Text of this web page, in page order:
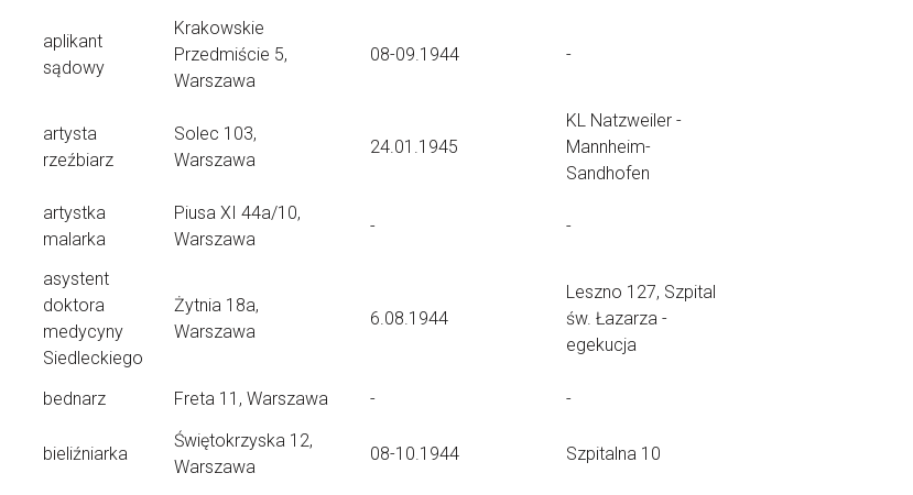
aplikant
sądowy
Krakowskie
Przedmiście 5,
Warszawa
08-09.1944 -
artysta
rzeźbiarz
Solec 103,
Warszawa
24.01.1945
KL Natzweiler -
Mannheim-
Sandhofen
artystka
malarka
Piusa XI 44a/10,
Warszawa
- -
asystent
doktora
medycyny
Siedleckiego
Żytnia 18a,
Warszawa
6.08.1944
Leszno 127, Szpital
św. Łazarza -
egekucja
bednarz Freta 11, Warszawa - -
bieliźniarka
Świętokrzyska 12,
Warszawa
08-10.1944 Szpitalna 10